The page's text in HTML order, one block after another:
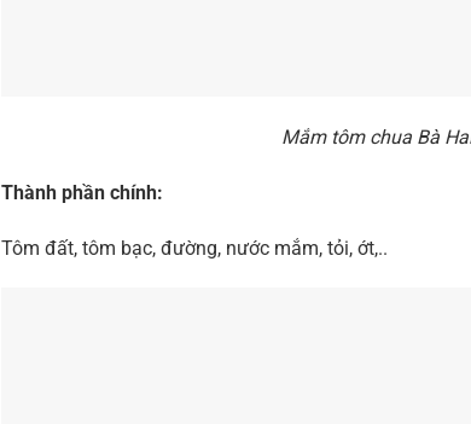
Mắm tôm chua Bà
Thành phần chính:
Tôm đất, tôm bạc, đường, nước mắm, tỏi, ớt,..